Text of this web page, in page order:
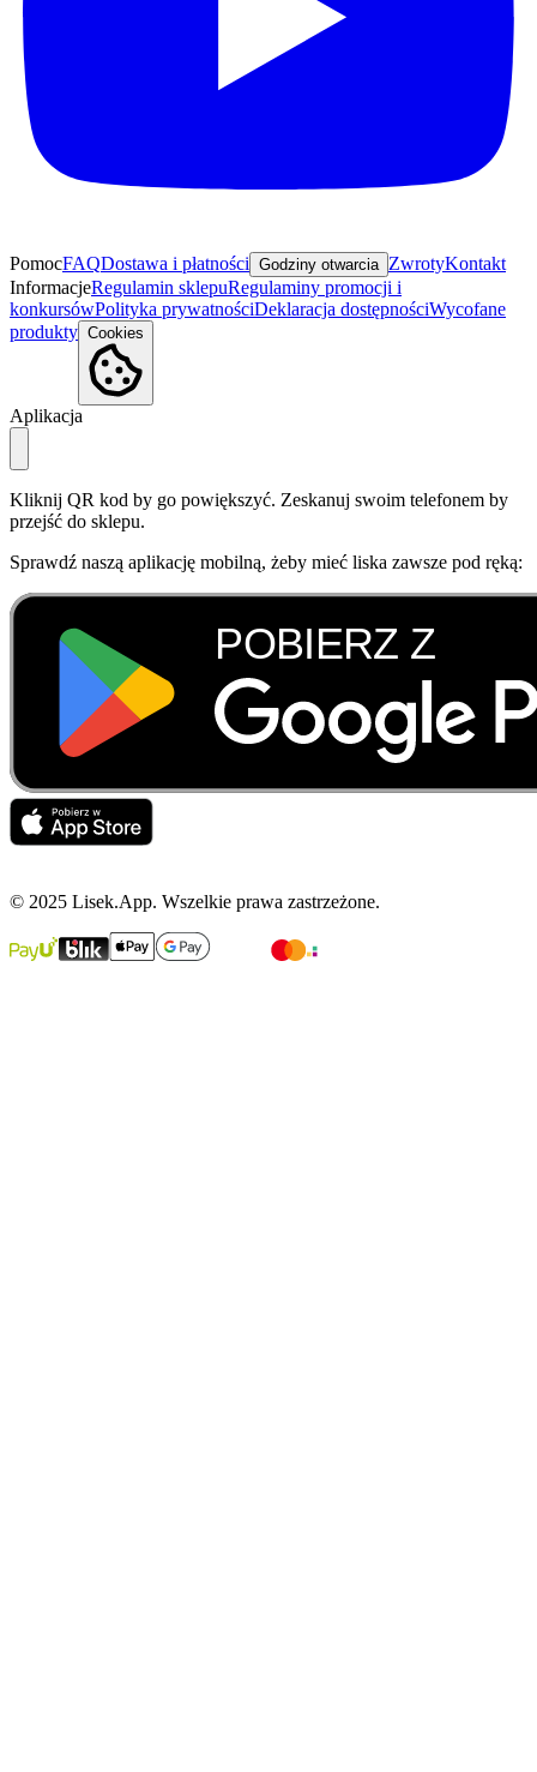
PomocFAQDostawa i płatności Godziny otwarcia ZwrotyKontakt
InformacjeRegulamin sklepuRegulaminy promocji i
konkursówPolityka prywatnościDeklaracja dostępnościWycofane
produkty Cookies
Aplikacja
Kliknij QR kod by go powiększyć. Zeskanuj swoim telefonem by
przejść do sklepu.
Sprawdź naszą aplikację mobilną, żeby mieć liska zawsze pod ręką:
© 2025 Lisek.App. Wszelkie prawa zastrzeżone.